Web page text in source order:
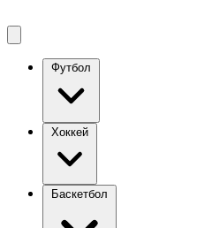
Футбол
Хоккей
Баскетбол